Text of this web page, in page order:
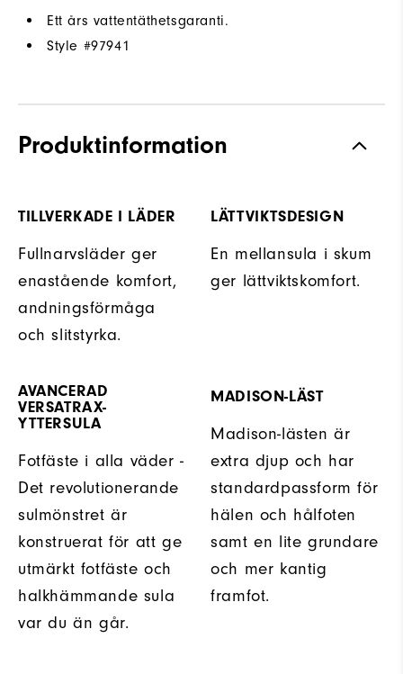
Ett års vattentäthetsgaranti.
Style #97941
Produktinformation
TILLVERKADE I LÄDER
Fullnarvsläder ger
enastående komfort,
andningsförmåga
och slitstyrka.
LÄTTVIKTSDESIGN
En mellansula i skum
ger lättviktskomfort.
AVANCERAD
VERSATRAX-
YTTERSULA
Fotfäste i alla väder -
Det revolutionerande
sulmönstret är
konstruerat för att ge
utmärkt fotfäste och
halkhämmande sula
var du än går.
MADISON-LÄST
Madison-lästen är
extra djup och har
standardpassform för
hälen och hålfoten
samt en lite grundare
och mer kantig
framfot.